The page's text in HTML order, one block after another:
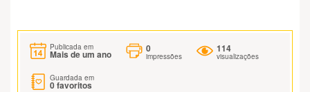
Publicada em
Mais de um ano
0
impressões
114
visualizações
Guardada em
0favoritos